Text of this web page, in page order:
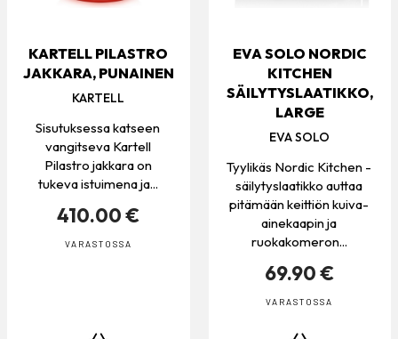
KARTELL PILASTRO
JAKKARA, PUNAINEN
KARTELL
Sisutuksessa katseen
vangitseva Kartell
Pilastro jakkara on
tukeva istuimena ja...
410.00 €
VARASTOSSA
EVA SOLO NORDIC
KITCHEN
SÄILYTYSLAATIKKO,
LARGE
EVA SOLO
Tyylikäs Nordic Kitchen -
säilytyslaatikko auttaa
pitämään keittiön kuiva-
ainekaapin ja
ruokakomeron...
69.90 €
VARASTOSSA